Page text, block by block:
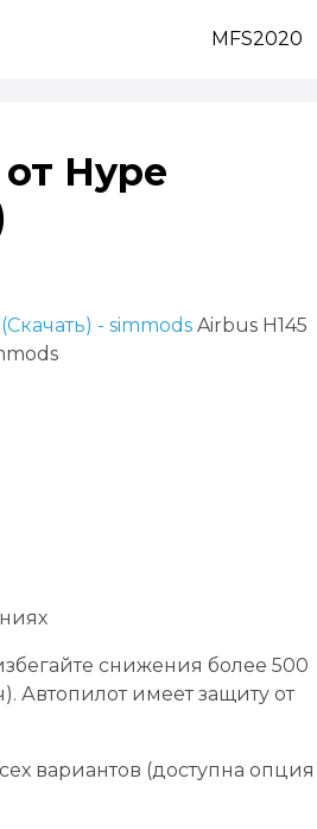
MFS2020
Hype
Airbus H145
снижения более 500
Автопилот имеет защиту от
вариантов (доступна опция